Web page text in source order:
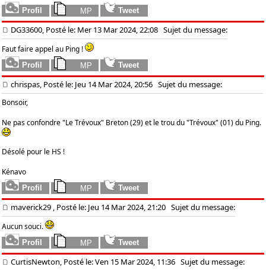
DG33600, Posté le: Mer 13 Mar 2024, 22:08 Sujet du message:
Faut faire appel au Ping !
chrispas, Posté le: Jeu 14 Mar 2024, 20:56 Sujet du message:
Bonsoir,
Ne pas confondre "Le Trévoux" Breton (29) et le trou du "Trévoux" (01) du Ping.
Désolé pour le HS !
Kénavo
maverick29 , Posté le: Jeu 14 Mar 2024, 21:20 Sujet du message:
Aucun souci.
CurtisNewton, Posté le: Ven 15 Mar 2024, 11:36 Sujet du message: